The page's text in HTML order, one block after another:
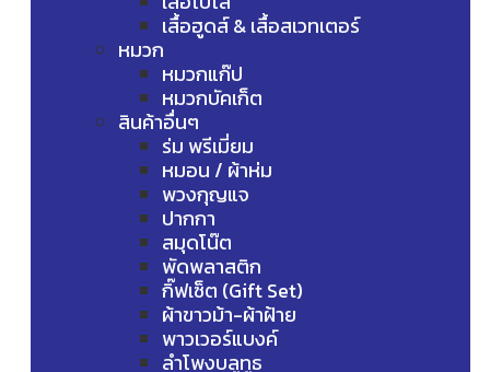
เสื้อฮูดส์ & เสื้อสเวทเตอร์
หมวก
หมวกแก๊ป
หมวกบัคเก็ต
สินค้าอื่นๆ
ร่ม พรีเมี่ยม
หมอน / ผ้าห่ม
พวงกุญแจ
ปากกา
สมุดโน๊ต
พัดพลาสติก
กิ๊ฟเซ็ต (Gift Set)
ผ้าขาวม้า-ผ้าฝ้าย
พาวเวอร์แบงค์
ลำโพงบลูทูธ